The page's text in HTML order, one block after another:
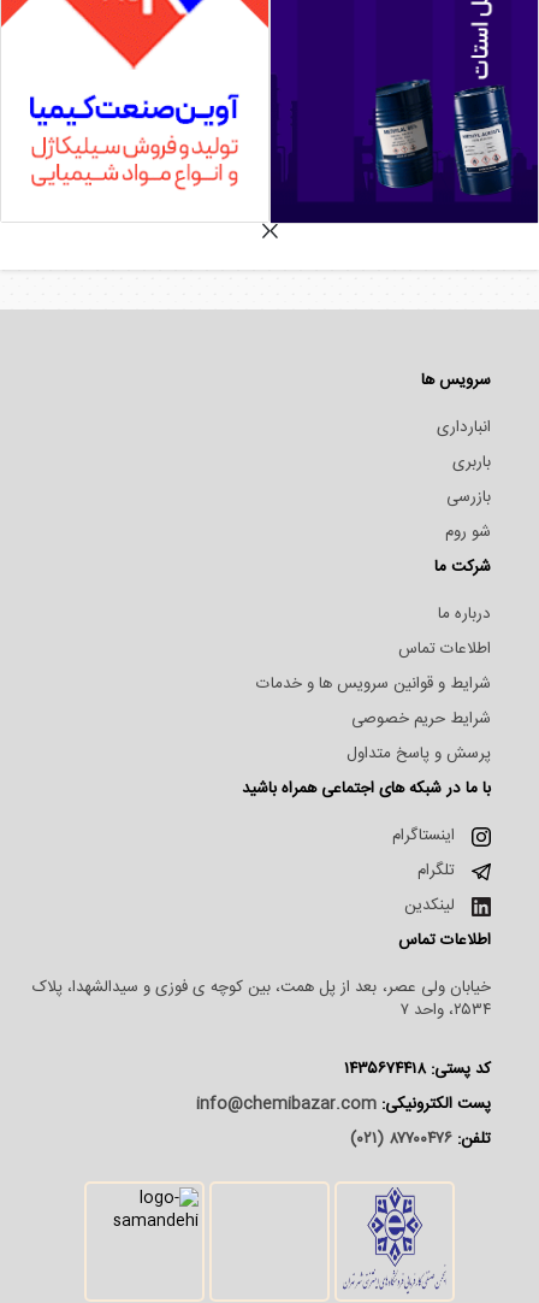
سرویس ها
انبارداری
باربری
بازرسی
شو روم
شرکت ما
درباره ما
اطلاعات تماس
شرایط و قوانین سرویس ها و خدمات
شرایط حریم خصوصی
پرسش و پاسخ متداول
با ما در شبکه های اجتماعی همراه باشید
اینستاگرام
تلگرام
لینکدین
اطلاعات تماس
خیابان ولی عصر، بعد از پل همت، بین کوچه ی فوزی و سیدالشهدا، پلاک
۲۵۳۴، واحد ۷
کد پستی: ۱۴۳۵۶۷۴۴۱۸
پست الکترونیکی: info@chemibazar.com
تلفن: ۸۷۷۰۰۴۷۶ (۰۲۱)